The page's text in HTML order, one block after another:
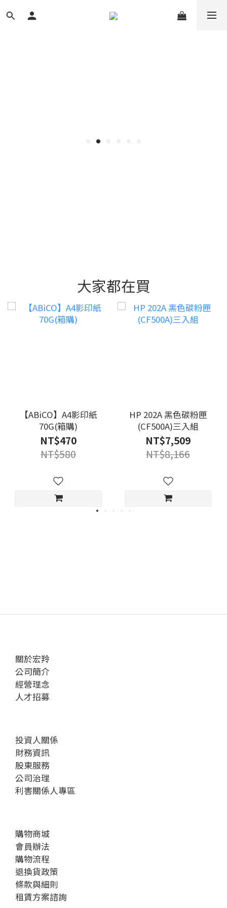
大家都在買
【ABiCO】A4影印紙
70G(箱購)
NT$470
NT$580
HP 202A 黑色碳粉匣
(CF500A)三入組
NT$7,509
NT$8,166
關於宏羚
公司簡介
經營理念
人才招募
投資人關係
財務資訊
股東服務
公司治理
利害關係人專區
購物商城
會員辦法
購物流程
退換貨政策
條款與細則
租賃方案諮詢